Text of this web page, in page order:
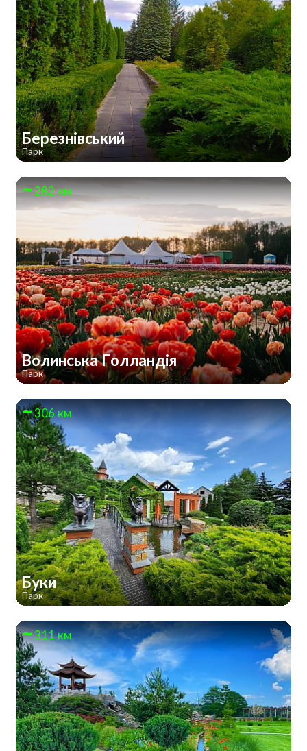
Березнівський
Парк
282 км
Волинська Голландія
Парк
306 км
Буки
Парк
311 км